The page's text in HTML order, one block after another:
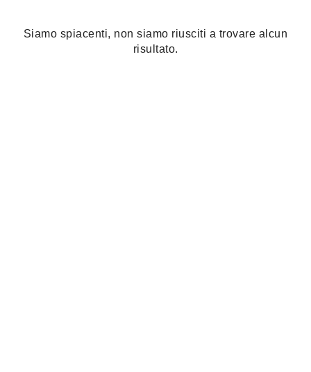
Siamo spiacenti, non siamo riusciti a trovare alcun
risultato.